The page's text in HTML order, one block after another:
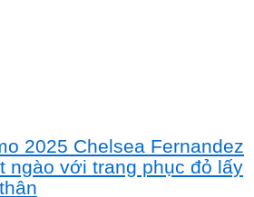
2025 Chelsea Fernandez
ngào với trang phục đỏ lấy